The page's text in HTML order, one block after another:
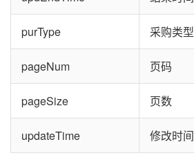
purType 采购类型
pageNum 页码
pageSize 页数
updateTime 修改时间